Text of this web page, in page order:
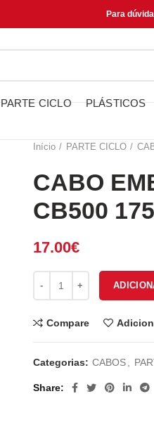
Para
PARTE CICLO PLÁSTICOS
Início PARTE CICLO
CABO
CB500
17.00€
Compare
Categorias: CABOS
Share